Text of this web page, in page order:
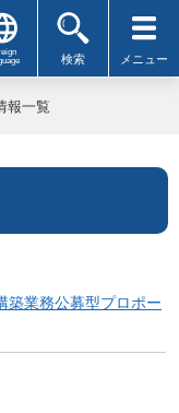
検索 メニュー
報一覧
築業務公募型プロポー